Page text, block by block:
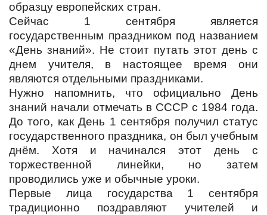
образцу европейских стран.
Сейчас 1 сентября является
государственным праздником под названием
«День знаний». Не стоит путать этот день с
днем учителя, в настоящее время они
являются отдельными праздниками.
Нужно напомнить, что официально День
знаний начали отмечать в СССР с 1984 года.
До того, как День 1 сентября получил статус
государственного праздника, он был учебным
днём. Хотя и начинался этот день с
торжественной линейки, но затем
проводились уже и обычные уроки.
Первые лица государства 1 сентября
традиционно поздравляют учителей и